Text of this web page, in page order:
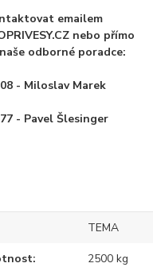
emailem
nebo přímo
naše odborné poradce:
- Miloslav Marek
- Pavel Šlesinger
TEMA
2500 kg